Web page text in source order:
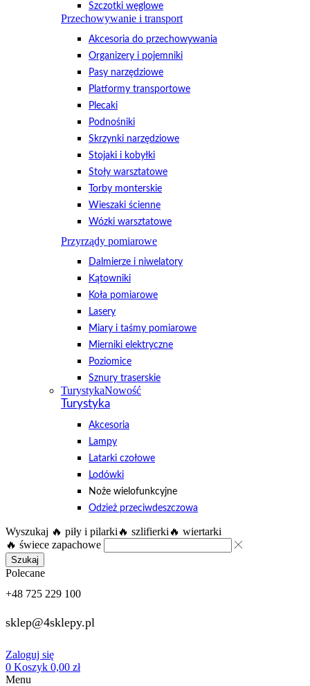
Szczotki węglowe
Przechowywanie i transport
Akcesoria do przechowywania
Organizery i pojemniki
Pasy narzędziowe
Platformy transportowe
Plecaki
Podnośniki
Skrzynki narzędziowe
Stojaki i kobyłki
Stoły warsztatowe
Torby monterskie
Wieszaki ścienne
Wózki warsztatowe
Przyrządy pomiarowe
Dalmierze i niwelatory
Kątowniki
Koła pomiarowe
Lasery
Miary i taśmy pomiarowe
Mierniki elektryczne
Poziomice
Sznury traserskie
TurystykaNowość
Turystyka
Akcesoria
Lampy
Latarki czołowe
Lodówki
Noże wielofunkcyjne
Odzież przeciwdeszczowa
Wyszukaj 🔥 piły i pilarki 🔥 szlifierki 🔥 wiertarki
🔥 świece zapachowe
Szukaj
Polecane
+48 725 229 100
sklep@4sklepy.pl
Zaloguj się
0 Koszyk 0,00 zł
Menu